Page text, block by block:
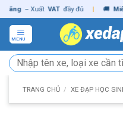
Skip
to
content
– Xuất VAT đầy đủ | 🚚 Miễn phí
MENU
Tìm
kiếm:
TRANG CHỦ / XE ĐẠP HỌC